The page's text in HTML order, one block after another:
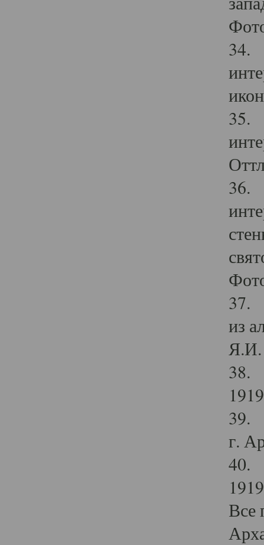
34.
35.
36.
37.
из
Я.И.
38.
39.
г.
40.
Все